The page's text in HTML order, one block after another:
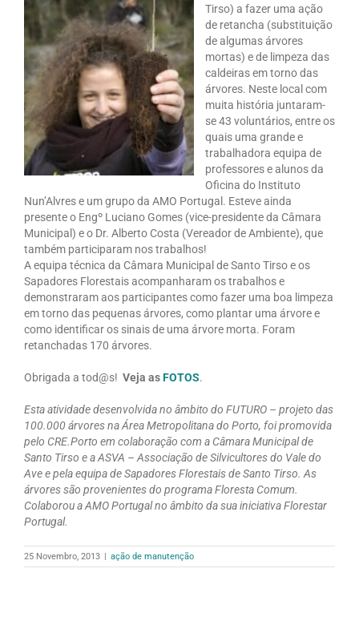
Tirso) a fazer uma ação
de retancha (substituição
de algumas árvores
mortas) e de limpeza das
caldeiras em torno das
árvores. Neste local com
muita história juntaram-
se 43 voluntários, entre os
quais uma grande e
trabalhadora equipa de
professores e alunos da
Oficina do Instituto
Nun’Alvres e um grupo da AMO Portugal. Esteve ainda
presente o Engº Luciano Gomes (vice-presidente da Câmara
Municipal) e o Dr. Alberto Costa (Vereador de Ambiente), que
também participaram nos trabalhos!
A equipa técnica da Câmara Municipal de Santo Tirso e os
Sapadores Florestais acompanharam os trabalhos e
demonstraram aos participantes como fazer uma boa limpeza
em torno das pequenas árvores, como plantar uma árvore e
como identificar os sinais de uma árvore morta. Foram
retanchadas 170 árvores.
Obrigada a tod@s! Veja asFOTOS.
Esta atividade desenvolvida no âmbito do FUTURO – projeto das
100.000 árvores na Área Metropolitana do Porto, foi promovida
pelo CRE.Porto em colaboração com a Câmara Municipal de
Santo Tirso e a ASVA – Associação de Silvicultores do Vale do
Ave e pela equipa de Sapadores Florestais de Santo Tirso. As
árvores são provenientes do programa Floresta Comum.
Colaborou a AMO Portugal no âmbito da sua iniciativa Florestar
Portugal.
25 Novembro, 2013 | ação de manutenção